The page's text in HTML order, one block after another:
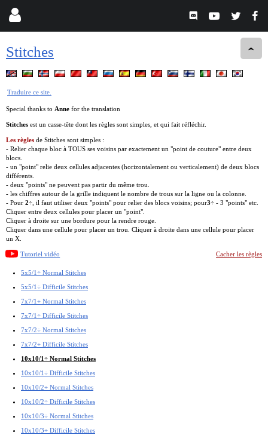
Stitches
Traduire ce site.
Special thanks to Anne for the translation
Stitches est un casse-tête dont les règles sont simples, et qui fait réfléchir.
Les règles de Stitches sont simples :
- Relier chaque bloc à TOUS ses voisins par exactement un "point de couture" entre deux
blocs.
- un "point" relie deux cellules adjacentes (horizontalement ou verticalement) de deux blocs
différents.
- deux "points" ne peuvent pas partir du même trou.
- les chiffres autour de la grille indiquent le nombre de trous sur la ligne ou la colonne.
- Pour 2÷ , il faut utiliser deux "points" pour relier des blocs voisins; pour3÷ - 3 "points" etc.
Cliquer entre deux cellules pour placer un "point".
Cliquer à droite sur une bordure pour la rendre rouge.
Cliquer dans une cellule pour placer un trou. Cliquer à droite dans une cellule pour placer
un X.
Tutoriel vidéo Cacher les règles
5x5/1÷ Normal Stitches
5x5/1÷ Difficile Stitches
7x7/1÷ Normal Stitches
7x7/1÷ Difficile Stitches
7x7/2÷ Normal Stitches
7x7/2÷ Difficile Stitches
10x10/1÷ Normal Stitches
10x10/1÷ Difficile Stitches
10x10/2÷ Normal Stitches
10x10/2÷ Difficile Stitches
10x10/3÷ Normal Stitches
10x10/3÷ Difficile Stitches